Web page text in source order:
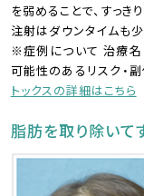
を弱めることで、すっき
注射はダウンタイムも
※症例について 治療
可能性のあるリスク・
トックスの詳細はこちら
脂肪を取り除いて